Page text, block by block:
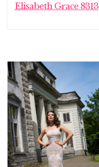
Elisabeth Grace 8313